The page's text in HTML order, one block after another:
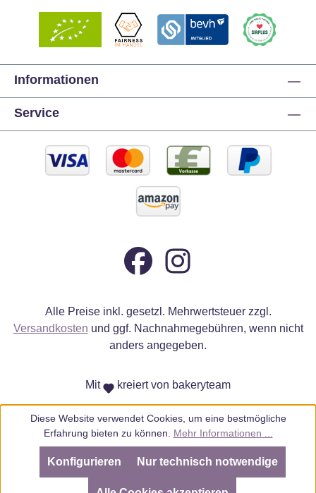
Informationen
Service
Alle Preise inkl. gesetzl. Mehrwertsteuer zzgl.
Versandkosten und ggf. Nachnahmegebühren, wenn nicht
anders angegeben.
Mit kreiert von bakeryteam
Diese Website verwendet Cookies, um eine bestmögliche
Erfahrung bieten zu können. Mehr Informationen ...
Nur technisch notwendige
Konfigurieren
SEHR GUT
Bewertungen bei: ebay.de, amazon.de, amazon.it, shopvote.de ⓘ